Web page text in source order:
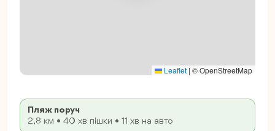
Leaflet | © OpenStreetMap
Пляж поруч
2,8 км • 40 хв пішки • 11 хв на авто